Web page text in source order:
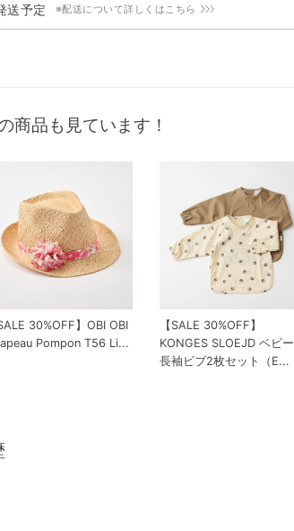
送予定 ※配送について詳しくはこちら
商品も見ています！
SALE 30%OFF】OBI OBI
Pompon T56 Li...
【SALE 30%OFF】
KONGES SLOEJD ベビー
長袖ビブ2枚セット（E...